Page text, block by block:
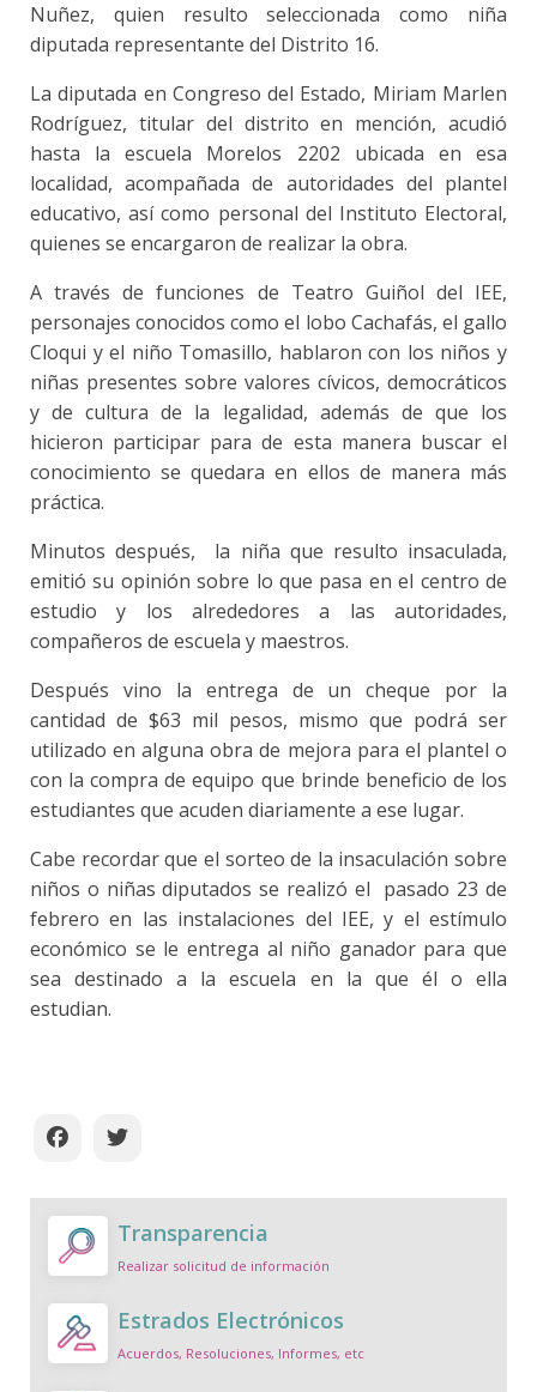
Nuñez, quien resulto seleccionada como niña
diputada representante del Distrito 16.
La diputada en Congreso del Estado, Miriam Marlen
Rodríguez, titular del distrito en mención, acudió
hasta la escuela Morelos 2202 ubicada en esa
localidad, acompañada de autoridades del plantel
educativo, así como personal del Instituto Electoral,
quienes se encargaron de realizar la obra.
A través de funciones de Teatro Guiñol del IEE,
personajes conocidos como el lobo Cachafás, el gallo
Cloqui y el niño Tomasillo, hablaron con los niños y
niñas presentes sobre valores cívicos, democráticos
y de cultura de la legalidad, además de que los
hicieron participar para de esta manera buscar el
conocimiento se quedara en ellos de manera más
práctica.
Minutos después, la niña que resulto insaculada,
emitió su opinión sobre lo que pasa en el centro de
estudio y los alrededores a las autoridades,
compañeros de escuela y maestros.
Después vino la entrega de un cheque por la
cantidad de $63 mil pesos, mismo que podrá ser
utilizado en alguna obra de mejora para el plantel o
con la compra de equipo que brinde beneficio de los
estudiantes que acuden diariamente a ese lugar.
Cabe recordar que el sorteo de la insaculación sobre
niños o niñas diputados se realizó el pasado 23 de
febrero en las instalaciones del IEE, y el estímulo
económico se le entrega al niño ganador para que
sea destinado a la escuela en la que él o ella
estudian.
Transparencia
Realizar solicitud de información
Estrados Electrónicos
Acuerdos, Resoluciones, Informes, etc